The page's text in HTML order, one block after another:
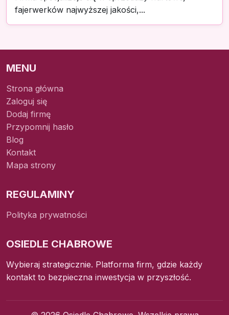
fajerwerków najwyższej jakości,...
MENU
Strona główna
Zaloguj się
Dodaj firmę
Przypomnij hasło
Blog
Kontakt
Mapa strony
REGULAMINY
Polityka prywatności
OSIEDLE CHABROWE
Wybieraj strategicznie. Platforma firm, gdzie każdy
kontakt to bezpieczna inwestycja w przyszłość.